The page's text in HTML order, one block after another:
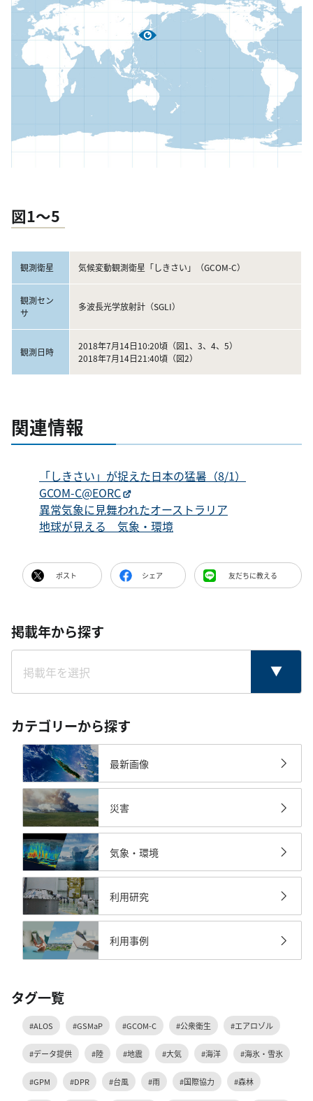
図1～5
観測衛星 気候変動観測衛星「しきさい」（GCOM-C）
観測セン
サ
多波長光学放射計（SGLI）
観測日時
2018年7月14日10:20頃（図1、3、4、5）
2018年7月14日21:40頃（図2）
関連情報
「しきさい」が捉えた日本の猛暑（8/1）
GCOM-C@EORC
異常気象に見舞われたオーストラリア
地球が見える 気象・環境
ポスト シェア 友だちに教える
掲載年から探す
カテゴリーから探す
最新画像
災害
気象・環境
利用研究
利用事例
タグ一覧
#ALOS #GSMaP #GCOM-C #公衆衛生 #エアロゾル
#データ提供 #陸 #地震 #大気 #海洋 #海氷・雪氷
#GPM #DPR #台風 #雨 #国際協力 #森林